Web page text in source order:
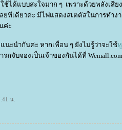
ช้ได้แบบสะใจมาก ๆ เพราะด้วยพลังเ
ทีเดียวค่ะ มีไฟแสดงสเตตัสในการทำ
ค่ะ
ะนำกันค่ะ หากเพื่อน ๆ ยังไม่รู้ว่าจะใช้
ถจับจองเป็นเจ้าของกันได้ที่
น.